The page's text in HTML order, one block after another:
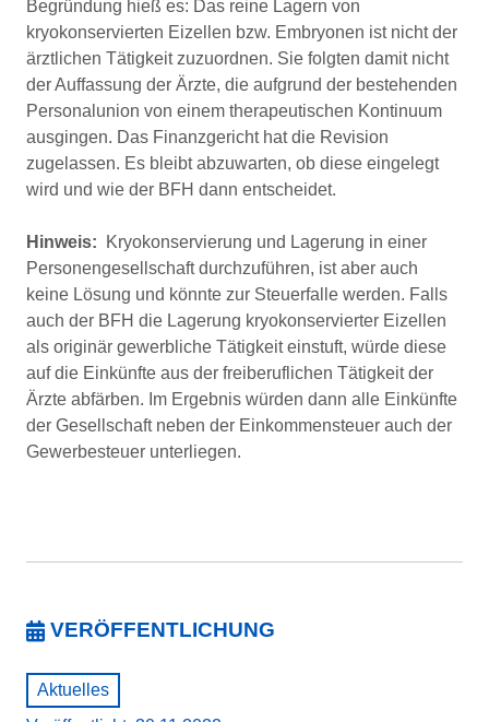
Begründung hieß es: Das reine Lagern von
kryokonservierten Eizellen bzw. Embryonen ist nicht der
ärztlichen Tätigkeit zuzuordnen. Sie folgten damit nicht
der Auffassung der Ärzte, die aufgrund der bestehenden
Personalunion von einem therapeutischen Kontinuum
ausgingen. Das Finanzgericht hat die Revision
zugelassen. Es bleibt abzuwarten, ob diese eingelegt
wird und wie der BFH dann entscheidet.
Hinweis: Kryokonservierung und Lagerung in einer
Personengesellschaft durchzuführen, ist aber auch
keine Lösung und könnte zur Steuerfalle werden. Falls
auch der BFH die Lagerung kryokonservierter Eizellen
als originär gewerbliche Tätigkeit einstuft, würde diese
auf die Einkünfte aus der freiberuflichen Tätigkeit der
Ärzte abfärben. Im Ergebnis würden dann alle Einkünfte
der Gesellschaft neben der Einkommensteuer auch der
Gewerbesteuer unterliegen.
VERÖFFENTLICHUNG
Aktuelles